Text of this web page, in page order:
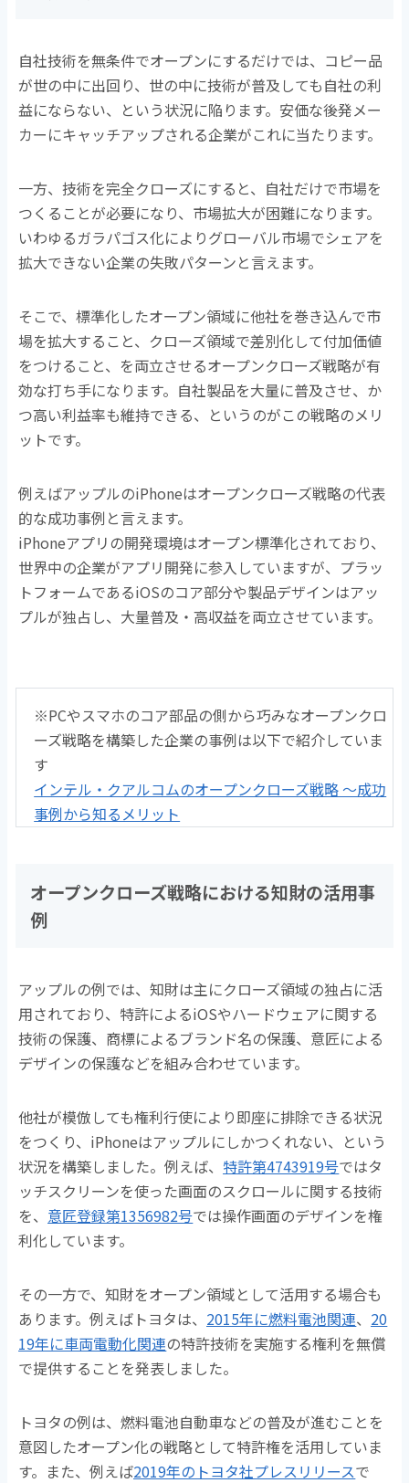
自社技術を無条件でオープンにするだけでは、コピー品
が世の中に出回り、世の中に技術が普及しても自社の利
益にならない、という状況に陥ります。安価な後発メー
カーにキャッチアップされる企業がこれに当たります。
一方、技術を完全クローズにすると、自社だけで市場を
つくることが必要になり、市場拡大が困難になります。
いわゆるガラパゴス化によりグローバル市場でシェアを
拡大できない企業の失敗パターンと言えます。
そこで、標準化したオープン領域に他社を巻き込んで市
場を拡大すること、クローズ領域で差別化して付加価値
をつけること、を両立させるオープンクローズ戦略が有
効な打ち手になります。自社製品を大量に普及させ、か
つ高い利益率も維持できる、というのがこの戦略のメリ
ットです。
例えばアップルのiPhoneはオープンクローズ戦略の代表
的な成功事例と言えます。
iPhoneアプリの開発環境はオープン標準化されており、
世界中の企業がアプリ開発に参入していますが、プラッ
トフォームであるiOSのコア部分や製品デザインはアッ
プルが独占し、大量普及・高収益を両立させています。
※PCやスマホのコア部品の側から巧みなオープンクロ
ーズ戦略を構築した企業の事例は以下で紹介していま
す
インテル・クアルコムのオープンクローズ戦略 〜成功
事例から知るメリット
オープンクローズ戦略における知財の活用事
例
アップルの例では、知財は主にクローズ領域の独占に活
用されており、特許によるiOSやハードウェアに関する
技術の保護、商標によるブランド名の保護、意匠による
デザインの保護などを組み合わせています。
他社が模倣しても権利行使により即座に排除できる状況
をつくり、iPhoneはアップルにしかつくれない、という
状況を構築しました。例えば、 特許第4743919号ではタ
ッチスクリーンを使った画面のスクロールに関する技術
を、 意匠登録第1356982号では操作画面のデザインを権
利化しています。
その一方で、知財をオープン領域として活用する場合も
あります。例えばトヨタは、 2015年に燃料電池関連、 20
19年に車両電動化関連の特許技術を実施する権利を無償
で提供することを発表しました。
トヨタの例は、燃料電池自動車などの普及が進むことを
意図したオープン化の戦略として特許権を活用していま
す。また、例えば2019年のトヨタ社プレスリリースで